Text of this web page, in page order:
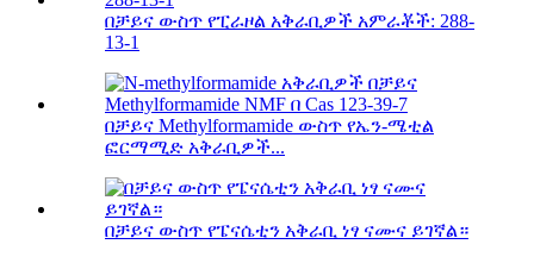
በቻይና ውስጥ የፒራዞል አቅራቢዎች አምራቾች: 288-
13-1
በቻይና Methylformamide ውስጥ የኤን-ሜቲል
ፎርማሚድ አቅራቢዎች...
በቻይና ውስጥ የፔናሴቲን አቅራቢ ነፃ ናሙና ይገኛል።